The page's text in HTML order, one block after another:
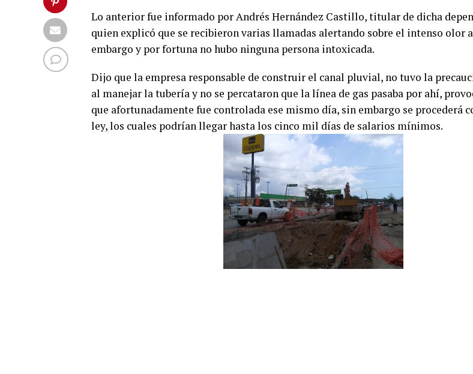
Lo anterior fue informado por Andrés Hernández Castillo, titular de dicha
quien explicó que se recibieron varias llamadas alertando sobre el intenso olor
embargo y por fortuna no hubo ninguna persona intoxicada.
Dijo que la empresa responsable de construir el canal pluvial, no tuvo la
al manejar la tubería y no se percataron que la línea de gas pasaba por ahí,
que afortunadamente fue controlada ese mismo día, sin embargo se procederá
ley, los cuales podrían llegar hasta los cinco mil días de salarios mínimos.